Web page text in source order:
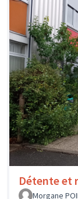
Détente et
Morgane